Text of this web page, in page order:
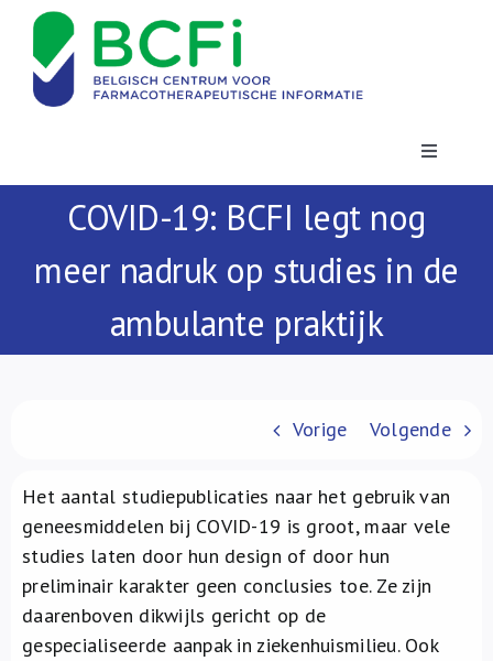
content
Toggle
Nieuws
Publicaties
Vorming
Over ons
COVID-19: BCFI legt nog
meer nadruk op studies in de
ambulante praktijk
Vorige Volgende
Het aantal studiepublicaties naar het gebruik van
geneesmiddelen bij COVID-19 is groot, maar vele
studies laten door hun design of door hun
preliminair karakter geen conclusies toe. Ze zijn
daarenboven dikwijls gericht op de
gespecialiseerde aanpak in ziekenhuismilieu. Ook